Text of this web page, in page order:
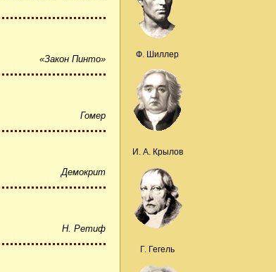
«Закон Пинто»
Гомер
Демокрит
Н. Ретиф
Ф. Шиллер
И. А. Крылов
Г. Гегель